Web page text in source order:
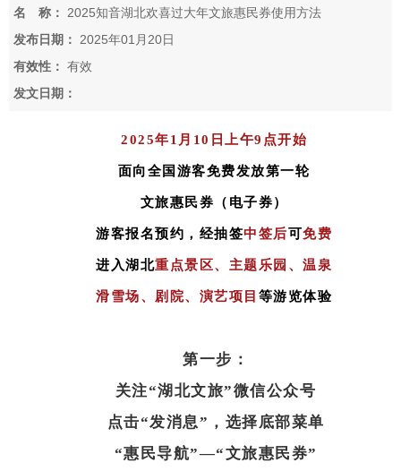
名 称：
2025知音湖北欢喜过大年文旅惠民券使用方法
发布日期：
2025年01月20日
有效性： 有效
发文日期：
2025年1月10日 上午9点开始
面向全国游客免费发放第一轮
文旅惠民券（电子券）
游客报名预约，经抽签中签后可免费
进入湖北重点景区、主题乐园、 温泉
滑雪场、剧院、演艺项目 等游览体验
第一步：
关注“湖北文旅”微信公众号
点击“发消息”， 选择底部菜单
“惠民导航”—“文旅惠民券”